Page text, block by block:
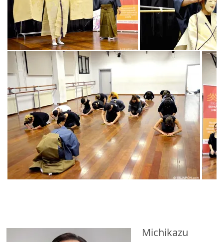
Michikazu